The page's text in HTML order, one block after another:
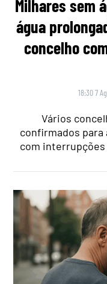
Milhares sem
água
concelho
18:30 7
Vários
confirmados para
com